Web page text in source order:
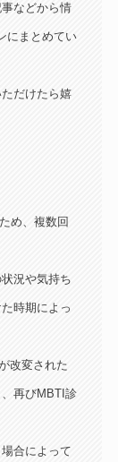
などから情
にまとめてい
だけたら嬉
め、複数回
況や気持ち
時期によっ
改変された
再びMBTI診
合によって